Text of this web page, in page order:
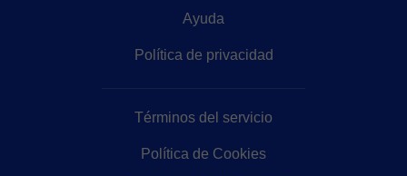
Ayuda
Política de privacidad
Términos del servicio
Política de Cookies